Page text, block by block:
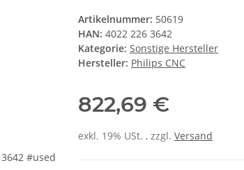
Artikelnummer: 50619
HAN: 4022 226 3642
Kategorie: Sonstige Hersteller
Hersteller: Philips CNC
822,69 €
exkl. 19% USt. , zzgl. Versand